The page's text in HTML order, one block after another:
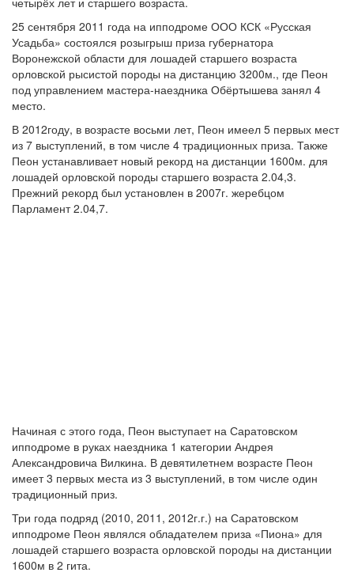
25 сентября 2011 года на ипподроме ООО КСК «Русская
Усадьба» состоялся розыгрыш приза губернатора
Воронежской области для лошадей старшего возраста
орловской рысистой породы на дистанцию 3200м., где Пеон
под управлением мастера-наездника Обёртышева занял 4
место.
В 2012году, в возрасте восьми лет, Пеон имеел 5 первых мест
из 7 выступлений, в том числе 4 традиционных приза. Также
Пеон устанавливает новый рекорд на дистанции 1600м. для
лошадей орловской породы старшего возраста 2.04,3.
Прежний рекорд был установлен в 2007г. жеребцом
Парламент 2.04,7.
Начиная с этого года, Пеон выступает на Саратовском
ипподроме в руках наездника 1 категории Андрея
Александровича Вилкина. В девятилетнем возрасте Пеон
имеет 3 первых места из 3 выступлений, в том числе один
традиционный приз.
Три года подряд (2010, 2011, 2012г.г.) на Саратовском
ипподроме Пеон являлся обладателем приза «Пиона» для
лошадей старшего возраста орловской породы на дистанции
1600м в 2 гита.